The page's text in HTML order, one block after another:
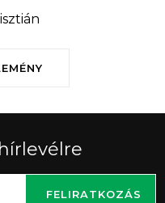
FELIRATKOZÁS